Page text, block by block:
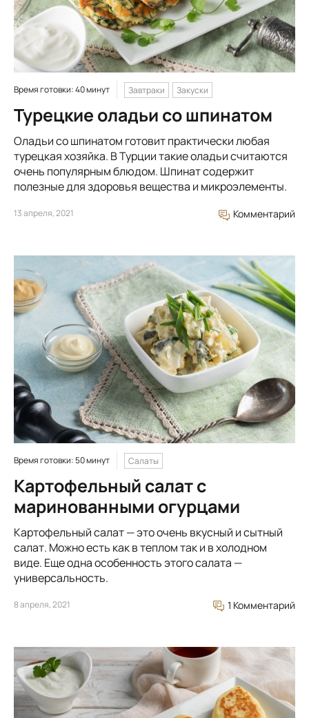
Время готовки: 40 минут Завтраки Закуски
Турецкие оладьи со шпинатом
Оладьи со шпинатом готовит практически любая
турецкая хозяйка. В Турции такие оладьи считаются
очень популярным блюдом. Шпинат содержит
полезные для здоровья вещества и микроэлементы.
13 апреля, 2021 Комментарий
Время готовки: 50 минут Салаты
Картофельный салат с
маринованными огурцами
Картофельный салат — это очень вкусный и сытный
салат. Можно есть как в теплом так и в холодном
виде. Еще одна особенность этого салата —
универсальность.
8 апреля, 2021 1 Комментарий